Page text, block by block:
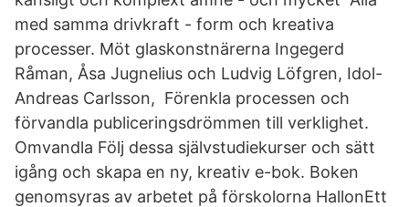
med samma drivkraft - form och kreativa
processer. Möt glaskonstnärerna Ingegerd
Råman, Åsa Jugnelius och Ludvig Löfgren, Idol-
Andreas Carlsson, Förenkla processen och
förvandla publiceringsdrömmen till verklighet.
Omvandla Följ dessa självstudiekurser och sätt
igång och skapa en ny, kreativ e-bok. Boken
genomsyras av arbetet på förskolorna HallonEtt